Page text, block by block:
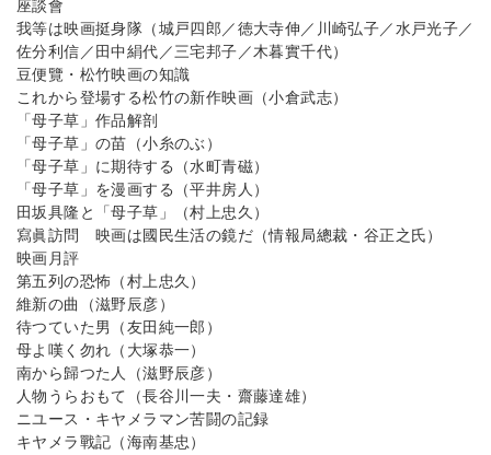
座談會
我等は映画挺身隊（城戸四郎／徳大寺伸／川崎弘子／水戸光子／
佐分利信／田中絹代／三宅邦子／木暮實千代）
豆便覽・松竹映画の知識
これから登場する松竹の新作映画（小倉武志）
「母子草」作品解剖
「母子草」の苗（小糸のぶ）
「母子草」に期待する（水町青磁）
「母子草」を漫画する（平井房人）
田坂具隆と「母子草」（村上忠久）
寫眞訪問 映画は國民生活の鏡だ（情報局總裁・谷正之氏）
映画月評
第五列の恐怖（村上忠久）
維新の曲（滋野辰彦）
待つていた男（友田純一郎）
母よ嘆く勿れ（大塚恭一）
南から歸つた人（滋野辰彦）
人物うらおもて（長谷川一夫・齋藤達雄）
ニユース・キヤメラマン苦闘の記録
キヤメラ戰記（海南基忠）